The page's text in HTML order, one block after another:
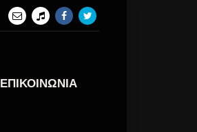
ΕΠΙΚΟΙΝΩΝΙΑ